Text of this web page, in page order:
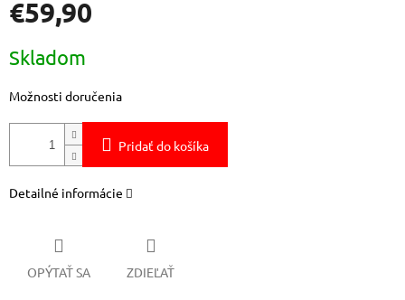
€59,90
cena:
Skladom
Možnosti doručenia
Pridať do košíka
Detailné informácie
OPÝTAŤ SA ZDIEĽAŤ